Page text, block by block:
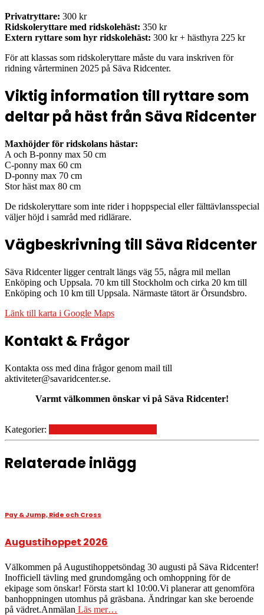
Privatryttare: 300 kr
Ridskoleryttare med ridskolehäst: 350 kr
Extern ryttare som hyr ridskolehäst: 300 kr + hästhyra 225 kr
För att klassas som ridskoleryttare måste du vara inskriven för
ridning vårterminen 2025 på Säva Ridcenter.
Viktig information till ryttare som
deltar på häst från Säva Ridcenter
Maxhöjder för ridskolans hästar:
A och B-ponny max 50 cm
C-ponny max 60 cm
D-ponny max 70 cm
Stor häst max 80 cm
De ridskoleryttare som inte rider i hoppspecial eller fälttävlansspecial
väljer höjd i samråd med ridlärare.
Vägbeskrivning till Säva Ridcenter
Säva Ridcenter ligger centralt längs väg 55, några mil mellan
Enköping och Uppsala. 70 km till Stockholm och cirka 20 km till
Enköping och 10 km till Uppsala. Närmaste tätort är Örsundsbro.
Länk till karta i Google Maps
Kontakt & Frågor
Kontakta oss med dina frågor genom mail till
aktiviteter@savaridcenter.se.
Varmt välkommen önskar vi på Säva Ridcenter!
Kategorier:
Relaterade inlägg
Pay & Jump, Ride och Cross
Augustihoppet 2026
Välkommen på Augustihoppetsöndag 30 augusti på Säva Ridcenter!
Inofficiell tävling med grundomgång och omhoppning för de
ekipage som önskar! Första start kl 10:00.Vi planerar att genomföra
banhoppningen utomhus på gräsbana. Ändringar kan ske beroende
på vädret.Anmälan Läs mer…